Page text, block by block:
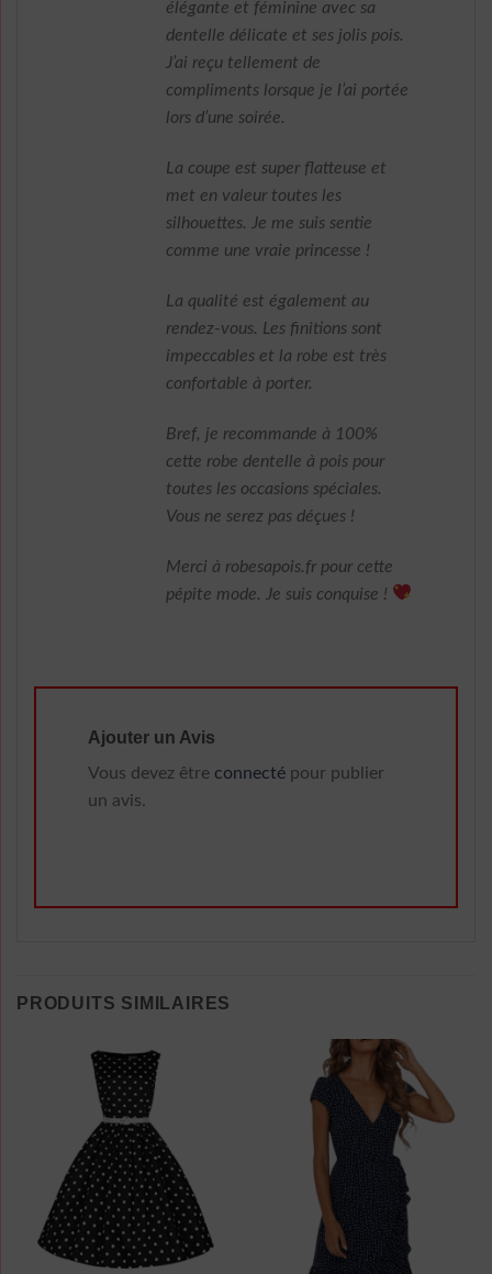
élégante et féminine avec sa
dentelle délicate et ses jolis pois.
J’ai reçu tellement de
compliments lorsque je l’ai portée
lors d’une soirée.
La coupe est super flatteuse et
met en valeur toutes les
silhouettes. Je me suis sentie
comme une vraie princesse !
La qualité est également au
rendez-vous. Les finitions sont
impeccables et la robe est très
confortable à porter.
Bref, je recommande à 100%
cette robe dentelle à pois pour
toutes les occasions spéciales.
Vous ne serez pas déçues !
Merci à robesapois.fr pour cette
pépite mode. Je suis conquise !
Ajouter un Avis
Vous devez être connecté pour publier
un avis.
PRODUITS SIMILAIRES